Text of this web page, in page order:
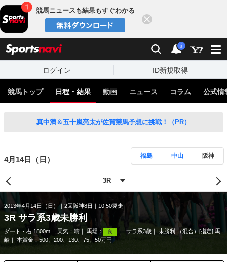
競馬ニュースも結果もすぐわかる
検索 通知
i
ログイン ID新規取得
競馬トップ 日程・結果 動画 ニュース コラム 公式情
真中満＆五十嵐亮太が佐賀競馬予想に挑戦！（PR）
4月14日（日） 福島 中山 阪神
2013年4月14日（日） 2回阪神8日 10:50発走
3R サラ系3歳未勝利
ダート・右 1800m 天気： 晴 馬場： 良 サラ系3歳
未勝利 （混合）[指定] 馬
齢
本賞金：500、200、130、75、50万円